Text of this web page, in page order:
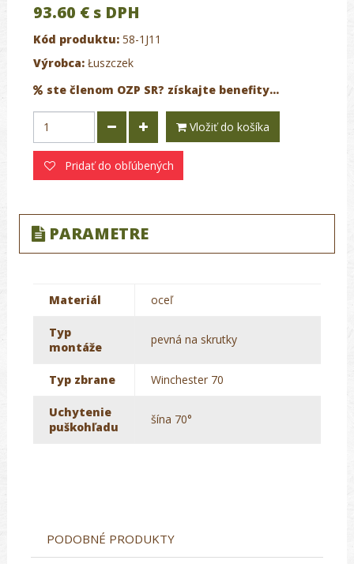
93.60 € s DPH
Kód produktu: 58-1J11
Výrobca: Łuszczek
ste členom OZP SR? získajte benefity...
Vložiť do košíka
Pridať do obľúbených
PARAMETRE
Materiál oceľ
Typ
montáže
pevná na skrutky
Typ zbrane Winchester 70
Uchytenie
puškohľadu
šína 70°
PODOBNÉ PRODUKTY